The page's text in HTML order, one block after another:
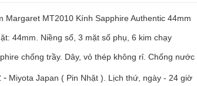
Margaret MT2010 Kính Sapphire Authentic 44mm
44mm. Niềng số, 3 mặt số phụ, 6 kim chạy
chống trầy. Dây, vỏ thép không rỉ. Chống nước
-Miyota Japan ( Pin Nhật ). Lịch thứ, ngày - 24 giờ